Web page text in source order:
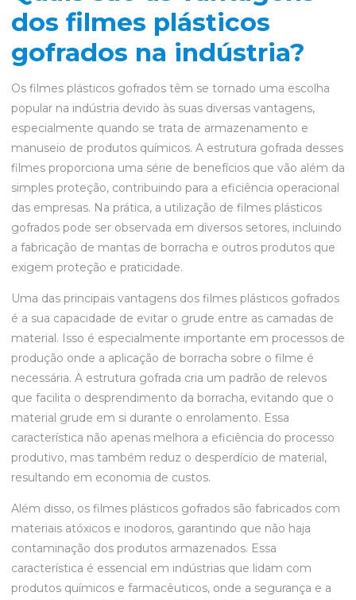
dos filmes plásticos
gofrados na indústria?
Os filmes plásticos gofrados têm se tornado uma escolha
popular na indústria devido às suas diversas vantagens,
especialmente quando se trata de armazenamento e
manuseio de produtos químicos. A estrutura gofrada desses
filmes proporciona uma série de benefícios que vão além da
simples proteção, contribuindo para a eficiência operacional
das empresas. Na prática, a utilização de filmes plásticos
gofrados pode ser observada em diversos setores, incluindo
a fabricação de mantas de borracha e outros produtos que
exigem proteção e praticidade.
Uma das principais vantagens dos filmes plásticos gofrados
é a sua capacidade de evitar o grude entre as camadas de
material. Isso é especialmente importante em processos de
produção onde a aplicação de borracha sobre o filme é
necessária. A estrutura gofrada cria um padrão de relevos
que facilita o desprendimento da borracha, evitando que o
material grude em si durante o enrolamento. Essa
característica não apenas melhora a eficiência do processo
produtivo, mas também reduz o desperdício de material,
resultando em economia de custos.
Além disso, os filmes plásticos gofrados são fabricados com
materiais atóxicos e inodoros, garantindo que não haja
contaminação dos produtos armazenados. Essa
característica é essencial em indústrias que lidam com
produtos químicos e farmacêuticos, onde a segurança e a